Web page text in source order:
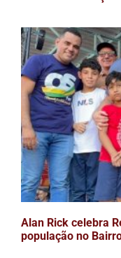
Alan Rick celebra
população no